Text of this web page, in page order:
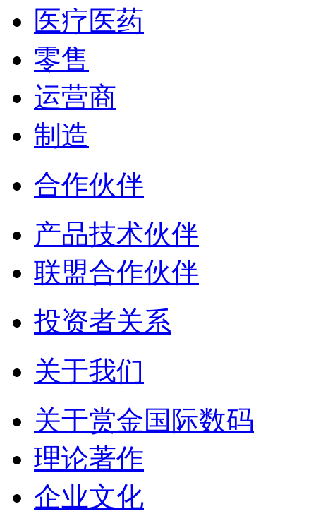
医疗医药
零售
运营商
制造
合作伙伴
产品技术伙伴
联盟合作伙伴
投资者关系
关于我们
关于赏金国际数码
理论著作
企业文化